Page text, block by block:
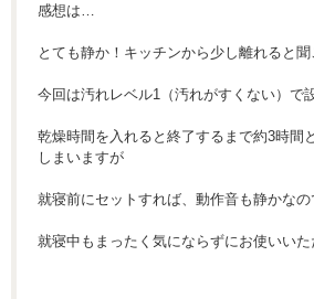
感想は…
とても静か！キッチンから少し離れると
今回は汚れレベル1（汚れがすくない）で
乾燥時間を入れると終了するまで約3時間
しまいますが
就寝前にセットすれば、動作音も静かなの
就寝中もまったく気にならずにお使いい